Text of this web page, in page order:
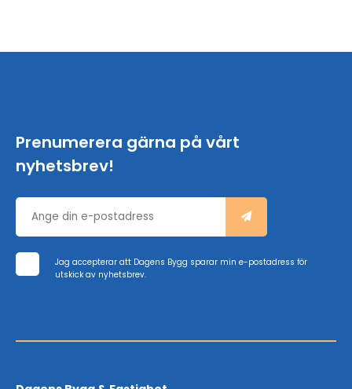
Prenumerera gärna på vårt
nyhetsbrev!
Jag accepterar att Dagens Bygg sparar min e-postadress för
utskick av nyhetsbrev.